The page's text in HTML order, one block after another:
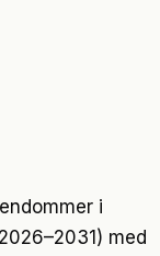
i
med